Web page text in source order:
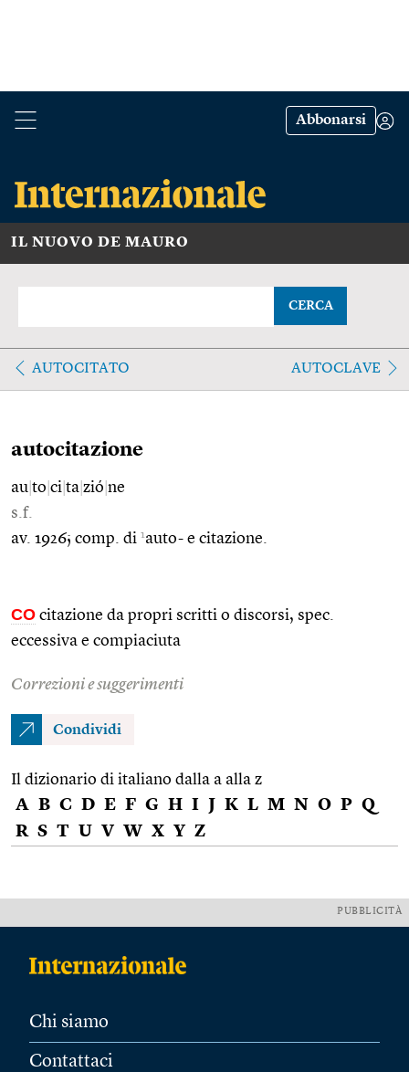
Abbonarsi
IL NUOVO DE MAURO
CERCA
AUTOCITATO AUTOCLAVE
autocitazione
au to ci ta zió ne
s.f.
av. 1926; comp. di 1auto- e citazione.
CO citazione da propri scritti o discorsi, spec.
eccessiva e compiaciuta
Correzioni e suggerimenti
Condividi
Il dizionario di italiano dalla a alla z
A B C D E F G H I J K L M N O P Q
R S T U V W X Y Z
PUBBLICITÀ
Chi siamo
Contattaci